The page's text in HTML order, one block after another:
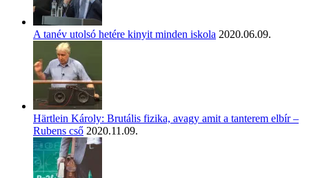
A tanév utolsó hetére kinyit minden iskola 2020.06.09.
Härtlein Károly: Brutális fizika, avagy amit a tanterem elbír –
Rubens cső 2020.11.09.